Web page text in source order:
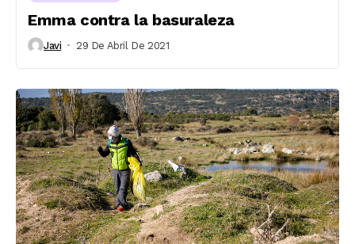
Emma contra la basuraleza
Javi 29 De Abril De 2021